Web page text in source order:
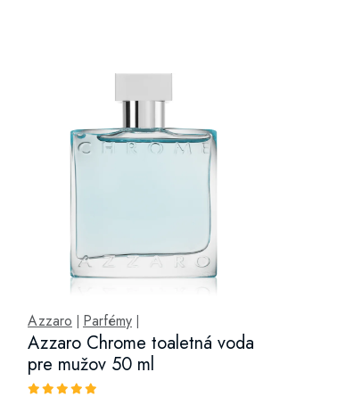
Azzaro Parfémy|
Azzaro Chrome toaletná voda
pre mužov 50 ml